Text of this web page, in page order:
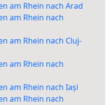
am Rhein nach Arad
am Rhein nach
am Rhein nach Cluj-
am Rhein nach
am Rhein nach Iași
am Rhein nach